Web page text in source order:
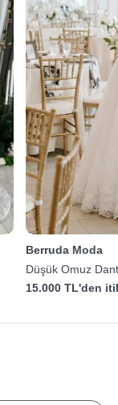
Berruda Moda
Düşük Omuz
15.000 TL'den